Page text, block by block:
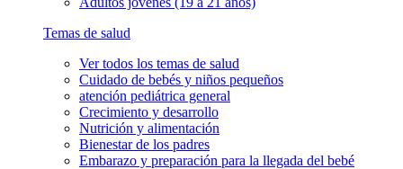
Temas de salud
Ver todos los temas de salud
Cuidado de bebés y niños pequeños
atención pediátrica general
Crecimiento y desarrollo
Nutrición y alimentación
Bienestar de los padres
Embarazo y preparación para la llegada del bebé